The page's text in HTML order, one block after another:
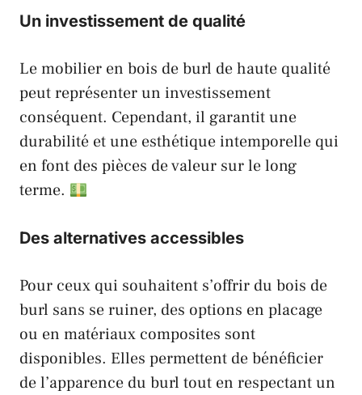
Un investissement de qualité
Le mobilier en bois de burl de haute qualité
peut représenter un investissement
conséquent. Cependant, il garantit une
durabilité et une esthétique intemporelle qui
en font des pièces de valeur sur le long
terme.
Des alternatives accessibles
Pour ceux qui souhaitent s’offrir du bois de
burl sans se ruiner, des options en placage
ou en matériaux composites sont
disponibles. Elles permettent de bénéficier
de l’apparence du burl tout en respectant un